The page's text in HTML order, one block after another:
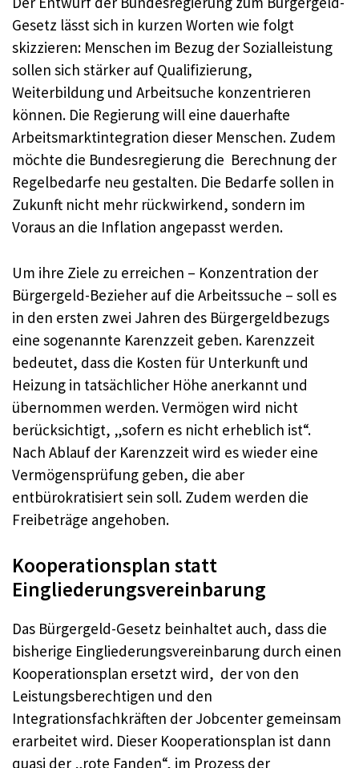
Gesetz lässt sich in kurzen Worten wie folgt
skizzieren: Menschen im Bezug der Sozialleistung
sollen sich stärker auf Qualifizierung,
Weiterbildung und Arbeitsuche konzentrieren
können. Die Regierung will eine dauerhafte
Arbeitsmarktintegration dieser Menschen. Zudem
möchte die Bundesregierung die Berechnung der
Regelbedarfe neu gestalten. Die Bedarfe sollen in
Zukunft nicht mehr rückwirkend, sondern im
Voraus an die Inflation angepasst werden.
Um ihre Ziele zu erreichen – Konzentration der
Bürgergeld-Bezieher auf die Arbeitssuche – soll es
in den ersten zwei Jahren des Bürgergeldbezugs
eine sogenannte Karenzzeit geben. Karenzzeit
bedeutet, dass die Kosten für Unterkunft und
Heizung in tatsächlicher Höhe anerkannt und
übernommen werden. Vermögen wird nicht
berücksichtigt, „sofern es nicht erheblich ist“.
Nach Ablauf der Karenzzeit wird es wieder eine
Vermögensprüfung geben, die aber
entbürokratisiert sein soll. Zudem werden die
Freibeträge angehoben.
Kooperationsplan statt
Eingliederungsvereinbarung
Das Bürgergeld-Gesetz beinhaltet auch, dass die
bisherige Eingliederungsvereinbarung durch einen
Kooperationsplan ersetzt wird, der von den
Leistungsberechtigen und den
Integrationsfachkräften der Jobcenter gemeinsam
erarbeitet wird. Dieser Kooperationsplan ist dann
quasi der „rote Fanden“, im Prozess der